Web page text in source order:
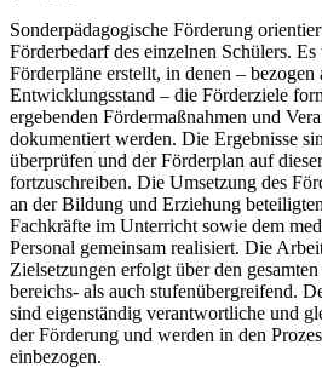
Sonderpädagogische Förderung
Förderbedarf des einzelnen Schülers.
Förderpläne erstellt, in denen – bezogen
Entwicklungsstand – die Förderziele
ergebenden Fördermaßnahmen und
dokumentiert werden. Die Ergebnisse
überprüfen und der Förderplan auf
fortzuschreiben. Die Umsetzung des
an der Bildung und Erziehung
Fachkräfte im Unterricht sowie dem
Personal gemeinsam realisiert. Die
Zielsetzungen erfolgt über den
bereichs- als auch stufenübergreifend.
sind eigenständig verantwortliche und
der Förderung und werden in den
einbezogen.